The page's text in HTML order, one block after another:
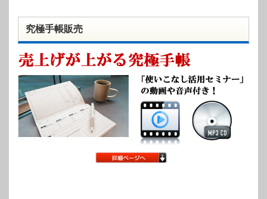
究極手帳販売